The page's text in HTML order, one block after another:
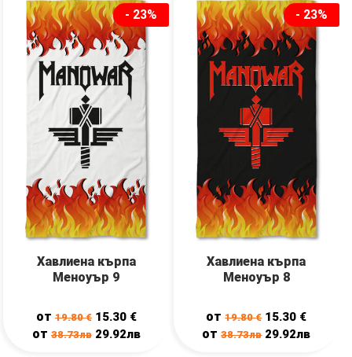
- 23%
Хавлиена кърпа
Меноуър 9
от19.80€ 15.30 €
от38.73лв 29.92лв
- 23%
Хавлиена кърпа
Меноуър 8
от19.80€ 15.30 €
от38.73лв 29.92лв